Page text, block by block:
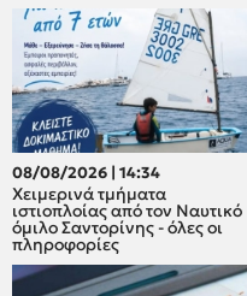
08/08/2026 | 14:34
Χειμερινά τμήματα
ιστιοπλοίας από τον Ναυτικό
όμιλο Σαντορίνης - όλες οι
πληροφορίες